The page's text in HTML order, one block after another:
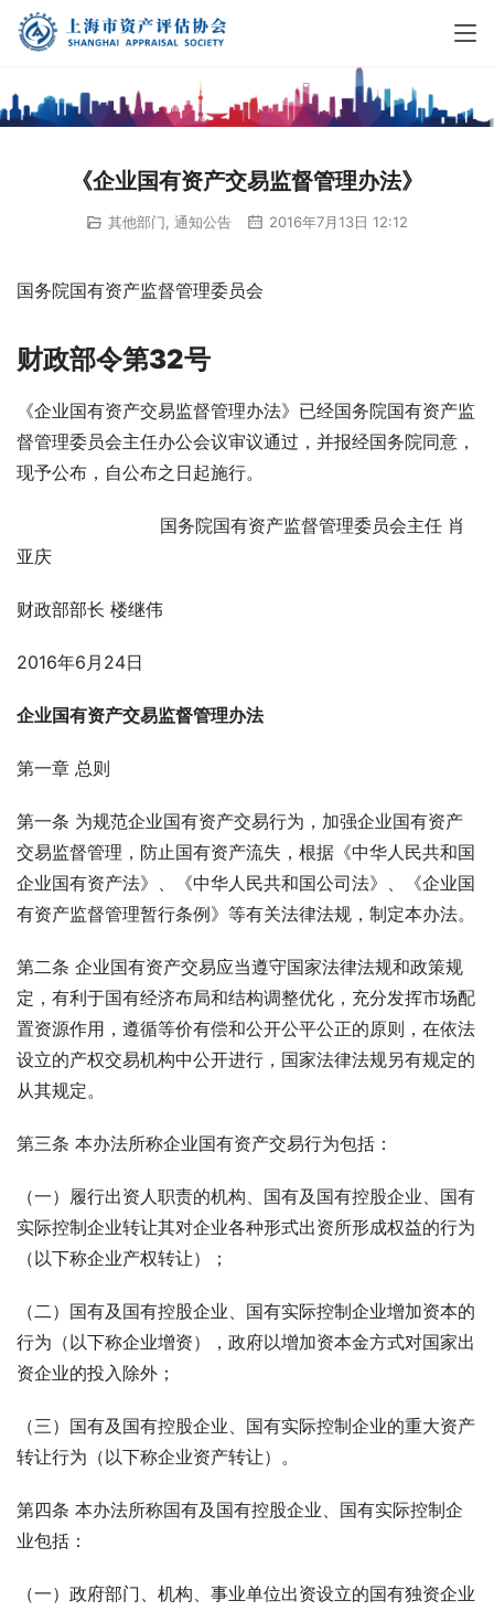
《企业国有资产交易监督管理办法》
其他部门 通知公告 2016年7月13日 12:12
国务院国有资产监督管理委员会
财政部令第32号
《企业国有资产交易监督管理办法》已经国务院国有资产监
督管理委员会主任办公会议审议通过，并报经国务院同意，
现予公布，自公布之日起施行。
国务院国有资产监督管理委员会主任 肖
亚庆
财政部部长 楼继伟
2016年6月24日
企业国有资产交易监督管理办法
第一章 总则
第一条 为规范企业国有资产交易行为，加强企业国有资产
交易监督管理，防止国有资产流失，根据《中华人民共和国
企业国有资产法》、《中华人民共和国公司法》、《企业国
有资产监督管理暂行条例》等有关法律法规，制定本办法。
第二条 企业国有资产交易应当遵守国家法律法规和政策规
定，有利于国有经济布局和结构调整优化，充分发挥市场配
置资源作用，遵循等价有偿和公开公平公正的原则，在依法
设立的产权交易机构中公开进行，国家法律法规另有规定的
从其规定。
第三条 本办法所称企业国有资产交易行为包括：
（一）履行出资人职责的机构、国有及国有控股企业、国有
实际控制企业转让其对企业各种形式出资所形成权益的行为
（以下称企业产权转让）；
（二）国有及国有控股企业、国有实际控制企业增加资本的
行为（以下称企业增资），政府以增加资本金方式对国家出
资企业的投入除外；
（三）国有及国有控股企业、国有实际控制企业的重大资产
转让行为（以下称企业资产转让）。
第四条 本办法所称国有及国有控股企业、国有实际控制企
业包括：
（一）政府部门、机构、事业单位出资设立的国有独资企业